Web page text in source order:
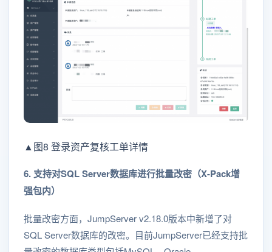
▲图8 登录资产复核工单详情
6. 支持对SQL Server数据库进行批量改密（X-Pack增
强包内）
批量改密方面，JumpServer v2.18.0版本中新增了对
SQL Server数据库的改密。目前JumpServer已经支持批